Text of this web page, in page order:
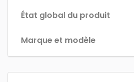
État global du produit
Marque et modèle